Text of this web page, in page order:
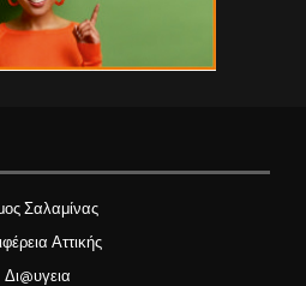
Σαλαμίνας
Αττικής
Δι@υγεια